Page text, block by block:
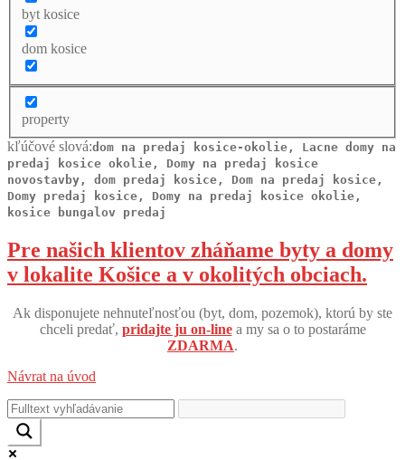
byt kosice
dom kosice
property
kľúčové slová:dom na predaj kosice-okolie, Lacne domy na
predaj kosice okolie, Domy na predaj kosice
novostavby, dom predaj kosice, Dom na predaj kosice,
Domy predaj kosice, Domy na predaj kosice okolie,
kosice bungalov predaj
Pre našich klientov zháňame byty a domy
v lokalite Košice a v okolitých obciach.
Ak disponujete nehnuteľnosťou (byt, dom, pozemok), ktorú by ste
chceli predať, pridajte ju on-linea my sa o to postaráme
ZDARMA.
Návrat na úvod